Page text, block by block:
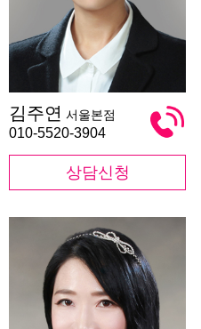
주
연
김주연 서울본점
010-5520-3904
상담신청